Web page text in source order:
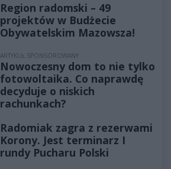
Region radomski – 49
projektów w Budżecie
Obywatelskim Mazowsza!
ARTYKUŁ SPONSOROWANY
Nowoczesny dom to nie tylko
fotowoltaika. Co naprawdę
decyduje o niskich
rachunkach?
Radomiak zagra z rezerwami
Korony. Jest terminarz I
rundy Pucharu Polski